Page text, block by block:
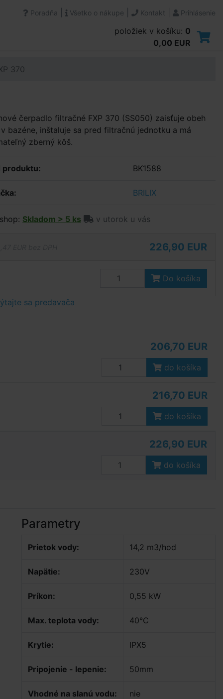
Poradňa Všetko o nákupe Kontakt Prihlásenie
položiek v košíku: 0
0,00 EUR
370
čerpadlo filtračné FXP 370 (SS050) zaisťuje obeh
bazéne, inštaluje sa pred filtračnú jednotku a má
zberný kôš.
produktu: BK1588
BRILIX
Skladom > 5 ks v utorok u vás
226,90 EUR
Do košíka
sa predavača
206,70 EUR
do košíka
216,70 EUR
do košíka
226,90 EUR
do košíka
Parametry
Prietok vody: 14,2 m3/hod
Napätie: 230V
Príkon: 0,55 kW
Max. teplota vody: 40°C
Krytie: IPX5
Pripojenie - lepenie: 50mm
Vhodné na slanú vodu: nie